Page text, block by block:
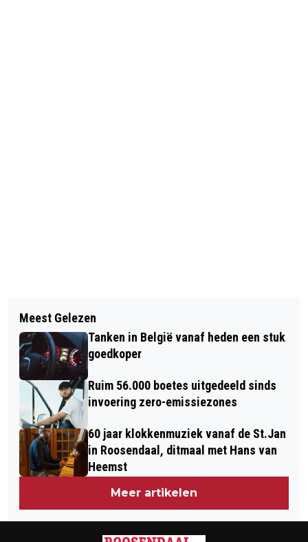
WORDT HET NAZOMEREN DEZE
HERFST OF METEEN DE NAT EN KOUD?
DE SCHOLEN ZIJN WEER BEGONNEN:
HOE GEVAARLIJK IS ROOSENDAAL
ALS FIETSGEMEENTE?
Meest Gelezen
Tanken in België vanaf heden een stuk
goedkoper
Ruim 56.000 boetes uitgedeeld sinds
invoering zero-emissiezones
60 jaar klokkenmuziek vanaf de St.Jan
in Roosendaal, ditmaal met Hans van
Heemst
Meer artikelen